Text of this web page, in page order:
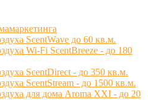
ScentWave до 60 кв.м.
Wi-Fi ScentBreeze - до 180
ScentDirect - до 350 кв.м.
ScentStream - до 1500 кв.м.
для дома Aroma XXI - до 20